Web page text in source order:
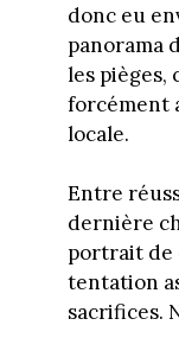
donc eu
panorama
les pièges,
forcément
locale.
Entre
dernière
portrait de
tentation
sacrifices.